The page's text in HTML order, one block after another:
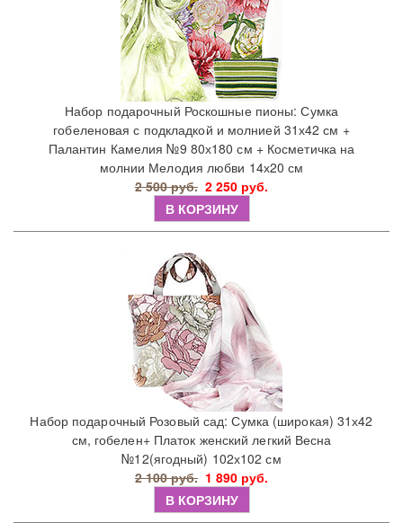
Набор подарочный Роскошные пионы: Сумка
гобеленовая с подкладкой и молнией 31х42 см +
Палантин Камелия №9 80х180 см + Косметичка на
молнии Мелодия любви 14х20 см
2 500 руб. 2 250 руб.
В КОРЗИНУ
Набор подарочный Розовый сад: Сумка (широкая) 31х42
см, гобелен+ Платок женский легкий Весна
№12(ягодный) 102х102 см
2 100 руб. 1 890 руб.
В КОРЗИНУ